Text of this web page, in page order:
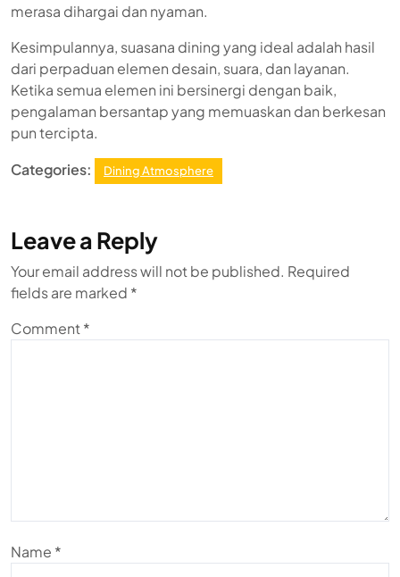
merasa dihargai dan nyaman.
Kesimpulannya, suasana dining yang ideal adalah hasil
dari perpaduan elemen desain, suara, dan layanan.
Ketika semua elemen ini bersinergi dengan baik,
pengalaman bersantap yang memuaskan dan berkesan
pun tercipta.
Categories:
Dining Atmosphere
Leave a Reply
Your email address will not be published. Required
fields are marked *
Comment *
Name *